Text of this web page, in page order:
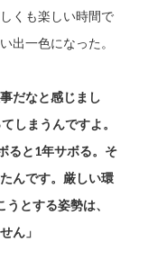
くも楽しい時間で
出一色になった。
だなと感じまし
しまうんですよ。
ると1年サボる。そ
んです。厳しい環
とする姿勢は、
ん」